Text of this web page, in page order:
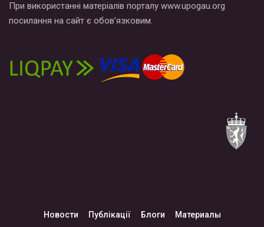
При використанні матеріалів порталу www.upogau.org
посилання на сайт є обов’язковим.
Новости Публікації Блоги
Материалы